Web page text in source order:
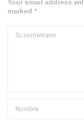
Your email address
marked *